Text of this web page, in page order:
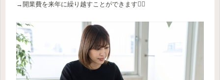
→開業費を来年に繰り越すことができます🙆‍♀️